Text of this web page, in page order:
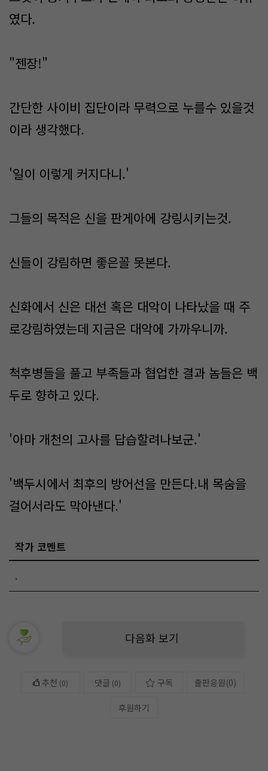
였다.
"젠장!"
간단한 사이비 집단이라 무력으로 누를수 있을것
이라 생각했다.
'일이 이렇게 커지다니.'
그들의 목적은 신을 판게아에 강링시키는것.
신들이 강림하면 좋은꼴 못본다.
신화에서 신은 대선 혹은 대악이 나타났을 때 주
로강림하였는데 지금은 대악에 가까우니까.
척후병들을 풀고 부족들과 협업한 결과 놈들은 백
두로 향하고 있다.
'아마 개천의 고사를 답습할려나보군.'
'백두시에서 최후의 방어선을 만든다.내 목숨을
걸어서라도 막아낸다.'
작가 코멘트
.
다음화 보기
추천 (0) 댓글 (0) 구독 출판응원(0)
후원하기